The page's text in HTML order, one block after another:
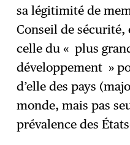
sa légitimité de
Conseil de sécurité,
celle du « plus
développement »
d’elle des pays
monde, mais pas
prévalence des